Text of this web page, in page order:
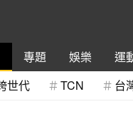
專題 娛樂 運
世代 TCN 台